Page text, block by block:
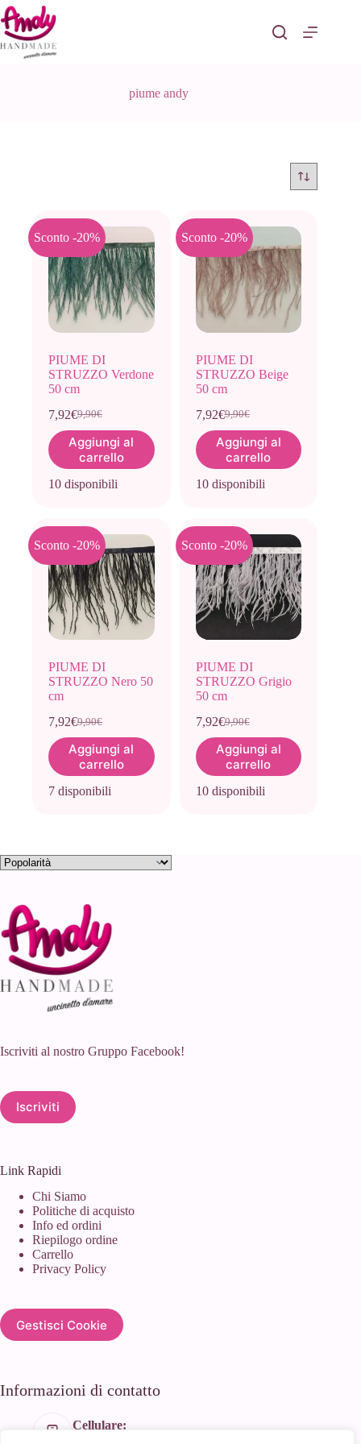
Salta
al
contenuto
piume andy
Sconto -20%
PIUME DI
STRUZZO Verdone
50 cm
9,90€
Il
prezzo
originale
era:
9,90€.
7,92€Il
prezzo
attuale
è:
7,92€.
Aggiungi al
carrello
10 disponibili
Sconto -20%
PIUME DI
STRUZZO Beige
50 cm
9,90€
Il
prezzo
originale
era:
9,90€.
7,92€Il
prezzo
attuale
è:
7,92€.
Aggiungi al
carrello
10 disponibili
Sconto -20%
PIUME DI
STRUZZO Nero 50
cm
9,90€
Il
prezzo
originale
era:
9,90€.
7,92€Il
prezzo
attuale
è:
7,92€.
Aggiungi al
carrello
7 disponibili
Sconto -20%
PIUME DI
STRUZZO Grigio
50 cm
9,90€
Il
prezzo
originale
era:
9,90€.
7,92€Il
prezzo
attuale
è:
7,92€.
Aggiungi al
carrello
10 disponibili
Iscriviti al nostro Gruppo Facebook!
Iscriviti
Link Rapidi
Chi Siamo
Politiche di acquisto
Info ed ordini
Riepilogo ordine
Carrello
Privacy Policy
Gestisci Cookie
Informazioni di contatto
Cellulare: